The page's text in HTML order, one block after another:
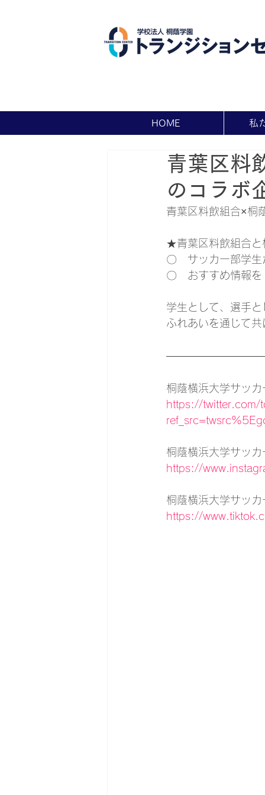
HOME 私
青葉区料
のコラボ
青葉区料飲組合×桐
★青葉区料飲組合
〇　サッカー部学
〇　おすすめ情報
学生として、選手
ふれあいを通じて
桐蔭横浜大学サッ
https://twitter.com/
桐蔭横浜大学サッ
https://
桐蔭横浜大学サッ
https://